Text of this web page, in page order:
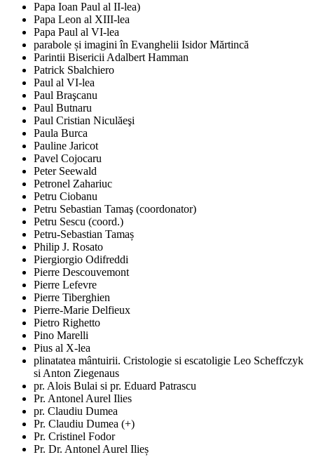
Papa Ioan Paul al II-lea)
Papa Leon al XIII-lea
Papa Paul al VI-lea
parabole și imagini în Evanghelii Isidor Mărtincă
Parintii Bisericii Adalbert Hamman
Patrick Sbalchiero
Paul al VI-lea
Paul Braşcanu
Paul Butnaru
Paul Cristian Niculăeşi
Paula Burca
Pauline Jaricot
Pavel Cojocaru
Peter Seewald
Petronel Zahariuc
Petru Ciobanu
Petru Sebastian Tamaş (coordonator)
Petru Sescu (coord.)
Petru-Sebastian Tamaș
Philip J. Rosato
Piergiorgio Odifreddi
Pierre Descouvemont
Pierre Lefevre
Pierre Tiberghien
Pierre-Marie Delfieux
Pietro Righetto
Pino Marelli
Pius al X-lea
plinatatea mântuirii. Cristologie si escatoligie Leo Scheffczyk
si Anton Ziegenaus
pr. Alois Bulai si pr. Eduard Patrascu
Pr. Antonel Aurel Ilies
pr. Claudiu Dumea
Pr. Claudiu Dumea (+)
Pr. Cristinel Fodor
Pr. Dr. Antonel Aurel Ilieș